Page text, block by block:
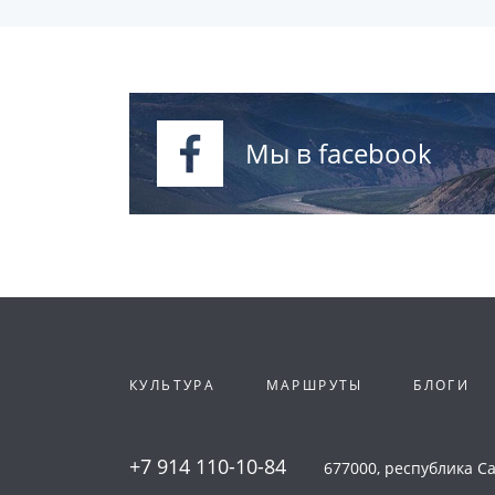
Мы в facebook
КУЛЬТУРА МАРШРУТЫ БЛОГИ
+7 914 110-10-84 677000, республика